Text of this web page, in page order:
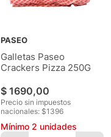
PASEO
Galletas Paseo
Crackers Pizza 250G
$ 1690,00
Precio sin impuestos
nacionales: $1396
Mínimo 2 unidades